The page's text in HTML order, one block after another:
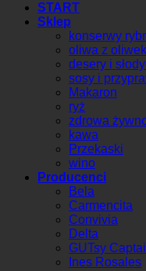
START
Sklep
konserwy
oliwa z oliwek
desery i
sosy i
Makaron
ryż
zdrowa
kawa
Przekaski
wino
Producenci
Bela
Carmencita
Convivia
Delta
GUTsy
Ines Rosales